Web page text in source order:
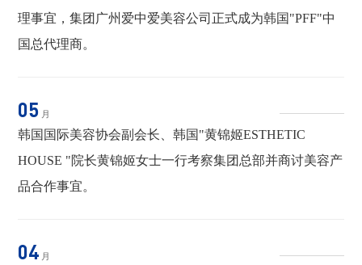
理事宜，集团广州爱中爱美容公司正式成为韩国"PFF"中
国总代理商。
05 月
韩国国际美容协会副会长、韩国"黄锦姬ESTHETIC
HOUSE "院长黄锦姬女士一行考察集团总部并商讨美容产
品合作事宜。
04 月